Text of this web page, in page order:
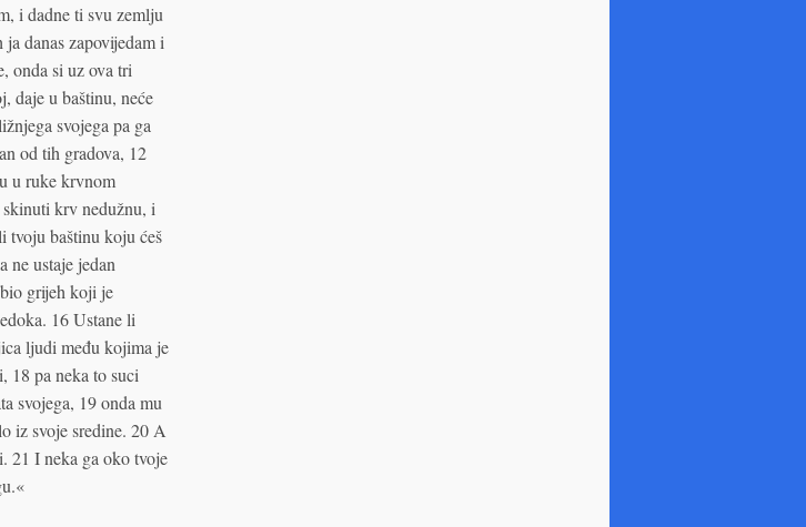
i dadne ti svu zemlju
danas zapovijedam i
onda si uz ova tri
daje u baštinu, neće
svojega pa ga
od tih gradova, 12
u ruke krvnom
krv nedužnu, i
tvoju baštinu koju ćeš
ne ustaje jedan
grijeh koji je
16 Ustane li
ljudi među kojima je
18 pa neka to suci
svojega, 19 onda mu
iz svoje sredine. 20 A
21 I neka ga oko tvoje